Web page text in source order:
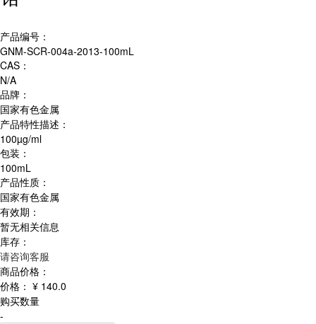
产品编号：
GNM-SCR-004a-2013-100mL
CAS：
N/A
品牌：
国家有色金属
产品特性描述：
100µg/ml
包装：
100mL
产品性质：
国家有色金属
有效期：
暂无相关信息
库存：
请咨询客服
商品价格：
价格： ¥ 140.0
购买数量
-